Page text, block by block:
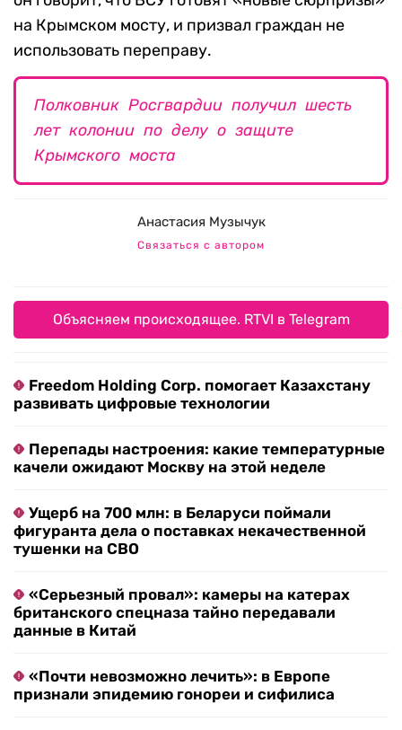
на Крымском мосту, и призвал граждан не
использовать переправу.
Полковник Росгвардии получил шесть
лет колонии по делу о защите
Крымского моста
Анастасия Музычук
Связаться с автором
Объясняем происходящее. RTVI в Telegram
Freedom Holding Corp. помогает Казахстану
развивать цифровые технологии
Перепады настроения: какие температурные
качели ожидают Москву на этой неделе
Ущерб на 700 млн: в Беларуси поймали
фигуранта дела о поставках некачественной
тушенки на СВО
«Серьезный провал»: камеры на катерах
британского спецназа тайно передавали
данные в Китай
«Почти невозможно лечить»: в Европе
признали эпидемию гонореи и сифилиса